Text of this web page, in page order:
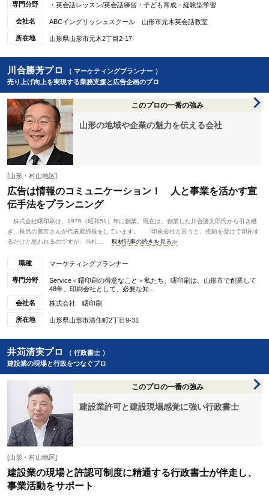
専門分野 ・英会話レッスン/英会話練習・子ども育成・経験型学習
会社名 ABCイングリッシュスクール 山形市元木英会話教室
所在地 山形県山形市元木2丁目2-17
川合勝芳プロ
（ マーケティングプランナー ）
売り上げ向上を実現する業務支援と広告企画のプロ
このプロの一番の強み
山形の地域や企業の魅力を伝える会社
[山形・村山地区]
広告は情報のコミュニケーション！ 人と事業を活かす宣
伝手法をプランニング
株式会社曙印刷は、1976（昭和51）年に創業。現在は、創業した川合勝太郎氏から引き継
ぎ、長男の勝芳さんが代表取締役をしています。 「印刷会社と言うと、依頼を受けて印刷す
るだけと思われるのですが、当社...
取材記事の続きを見る≫
職種 マーケティングプランナー
専門分野
Service＜曙印刷の得意なこと＞私たち、曙印刷は、山形市で創業して
48年。印刷会社として、必要な知...
会社名
株式会社 曙印刷
所在地 山形県山形市清住町2丁目9-31
井苅清実プロ
（ 行政書士 ）
建設業の現場と行政をつなぐプロ
このプロの一番の強み
建設業許可と建設現場感覚に強い行政書士
[山形・村山地区]
建設業の現場と許認可制度に精通する行政書士が伴走し、
事業活動をサポート